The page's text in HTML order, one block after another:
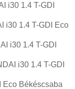
i30 1.4 T-GDI
i30 1.4 T-GDI Eco
i30 1.4 T-GDI
i30 1.4 T-GDI
Eco Békéscsaba